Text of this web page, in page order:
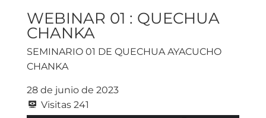
WEBINAR 01 : QUECHUA
CHANKA
SEMINARIO 01 DE QUECHUA AYACUCHO
CHANKA
28 de junio de 2023
Visitas 241